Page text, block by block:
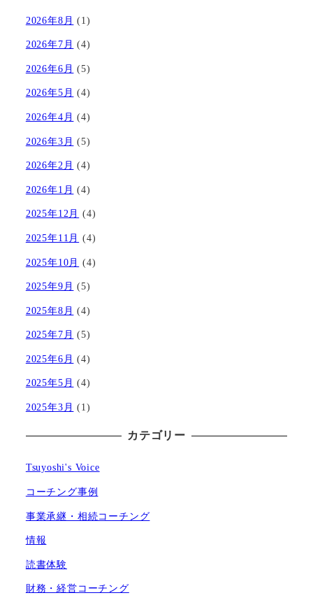
2026年8月 (1)
2026年7月 (4)
2026年6月 (5)
2026年5月 (4)
2026年4月 (4)
2026年3月 (5)
2026年2月 (4)
2026年1月 (4)
2025年12月 (4)
2025年11月 (4)
2025年10月 (4)
2025年9月 (5)
2025年8月 (4)
2025年7月 (5)
2025年6月 (4)
2025年5月 (4)
2025年3月 (1)
カテゴリー
Tsuyoshi's Voice
コーチング事例
事業承継・相続コーチング
情報
読書体験
財務・経営コーチング